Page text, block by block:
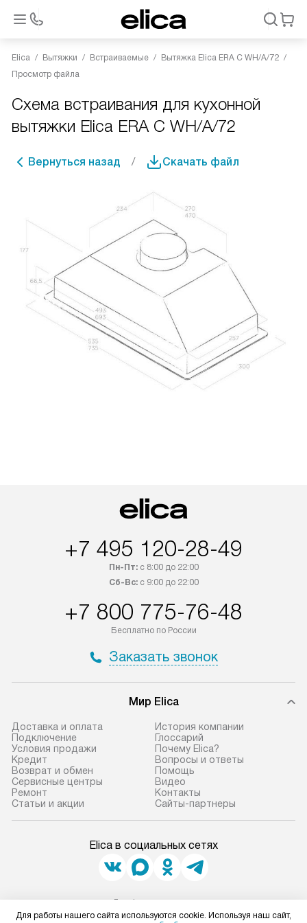
Elica Вытяжки Встраиваемые
Вытяжка Elica ERA C WH/A/72
Просмотр файла
Схема встраивания для кухонной
вытяжки Elica ERA C WH/A/72
Вернуться назад Скачать файл
+7 495 120-28-49
Пн-Пт:с 8:00 до 22:00
Сб-Вс:с 9:00 до 22:00
+7 800 775-76-48
Бесплатно по России
Заказать звонок
Мир Elica
Доставка и оплата
Подключение
Условия продажи
Кредит
Возврат и обмен
Сервисные центры
Ремонт
Статьи и акции
История компании
Глоссарий
Почему Elica?
Вопросы и ответы
Помощь
Видео
Контакты
Сайты-партнеры
Elica в социальных сетях
Для физических лиц
shop@elicahome.ru
Для работы нашего сайта используются cookie. Используя наш сайт,